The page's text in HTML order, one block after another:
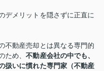
デメリットを隠さずに正直に
不動産売却とは異なる専門的
ため、不動産会社の中でも、
扱いに慣れた専門家（不動産